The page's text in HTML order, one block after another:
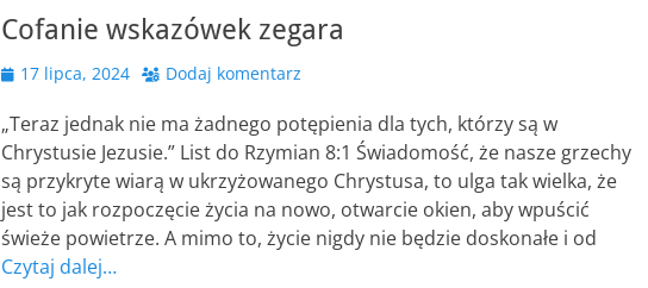
Cofanie wskazówek zegara
Opublikowano
17 lipca, 2024 Dodaj komentarz
„Teraz jednak nie ma żadnego potępienia dla tych, którzy są w
Chrystusie Jezusie.” List do Rzymian 8:1 Świadomość, że nasze grzechy
są przykryte wiarą w ukrzyżowanego Chrystusa, to ulga tak wielka, że
jest to jak rozpoczęcie życia na nowo, otwarcie okien, aby wpuścić
świeże powietrze. A mimo to, życie nigdy nie będzie doskonałe i od
Czytaj dalej…